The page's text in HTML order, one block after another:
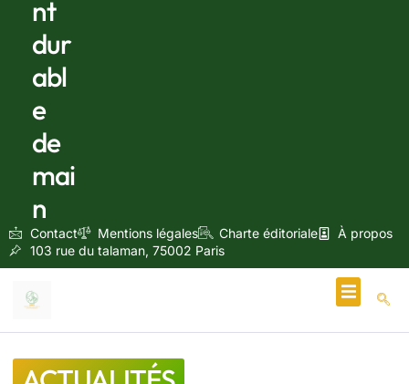
nt
dur
abl
e
de
mai
n
Contact Mentions légales Charte éditoriale
À propos
103 rue du talaman, 75002 Paris